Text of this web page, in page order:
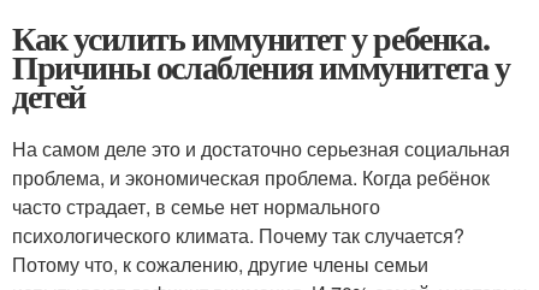
Как усилить иммунитет у ребенка.
Причины ослабления иммунитета у
детей
На самом деле это и достаточно серьезная социальная
проблема, и экономическая проблема. Когда ребёнок
часто страдает, в семье нет нормального
психологического климата. Почему так случается?
Потому что, к сожалению, другие члены семьи